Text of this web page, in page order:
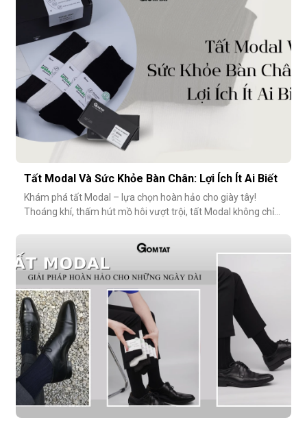
ngày.Chất liệu sợi modalĐiểm
Tất Modal Và Sức Khỏe Bàn Chân: Lợi Ích Ít Ai Biết
Khám phá tất Modal – lựa chọn hoàn hảo cho giày tây!
Thoáng khí, thấm hút mồ hôi vượt trội, tất Modal không chỉ
ngăn mùi hôi và bệnh da liễu. Hãy cùng khám phá lý do vì sao
tất Modal đang trở thành xu hướng không thể thiếu cho các
quý ông hiện đ